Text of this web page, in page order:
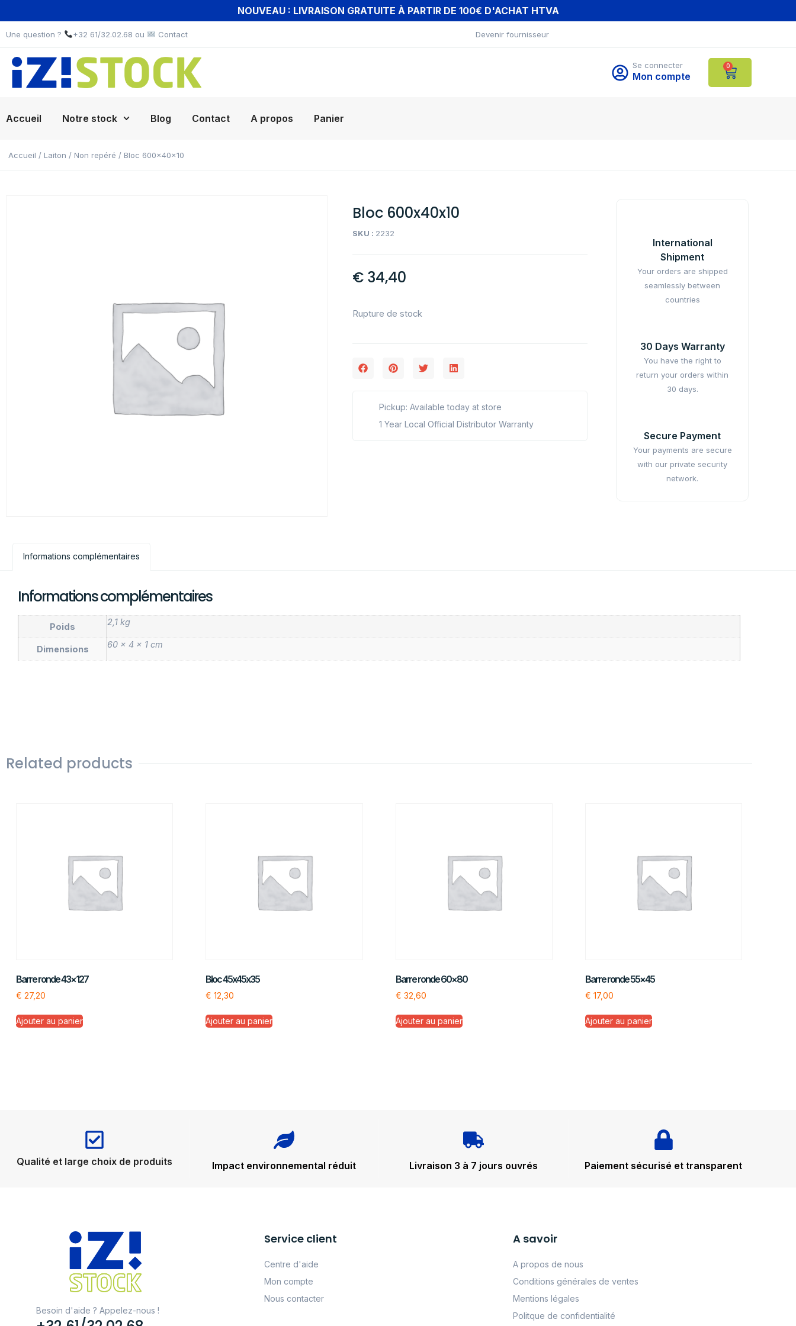
NOUVEAU : LIVRAISON GRATUITE À PARTIR DE 100€ D'ACHAT HTVA
Une question ? +32 61/32.02.68 ou Contact Devenir fournisseur
Se connecter
Mon compte
0
Accueil Notre stock Blog Contact A propos Panier
Accueil / Laiton / Non repéré / Bloc 600x40x10
Bloc 600x40x10
SKU : 2232
€ 34,40
Rupture de stock
Pickup: Available today at store
1 Year Local Official Distributor Warranty
International
Shipment
Your orders are shipped
seamlessly between
countries
30 Days Warranty
You have the right to
return your orders within
30 days.
Secure Payment
Your payments are secure
with our private security
network.
Informations complémentaires
Informations complémentaires
Poids 2,1 kg
Dimensions 60 × 4 × 1 cm
Related products
Barre ronde 43×127
€ 27,20
Ajouter au panier
Bloc 45x45x35
€ 12,30
Ajouter au panier
Barre ronde 60×80
€ 32,60
Ajouter au panier
Barre ronde 55×45
€ 17,00
Ajouter au panier
Qualité et large choix de produits Impact environnemental réduit Livraison 3 à 7 jours ouvrés Paiement sécurisé et transparent
Besoin d'aide ? Appelez-nous !
Service client
Centre d'aide
Mon compte
Nous contacter
A savoir
A propos de nous
Conditions générales de ventes
Mentions légales
Politque de confidentialité